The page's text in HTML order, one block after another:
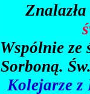
Wspólnie ze
Sorboną.
Kolejarze z